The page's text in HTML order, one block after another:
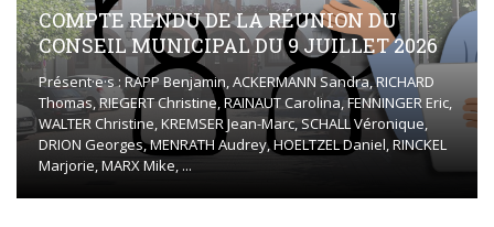
COMPTE RENDU DE LA RÉUNION DU
CONSEIL MUNICIPAL DU 9 JUILLET 2026
Présent·e·s : RAPP Benjamin, ACKERMANN Sandra, RICHARD
Thomas, RIEGERT Christine, RAINAUT Carolina, FENNINGER Eric,
WALTER Christine, KREMSER Jean-Marc, SCHALL Véronique,
DRION Georges, MENRATH Audrey, HOELTZEL Daniel, RINCKEL
Marjorie, MARX Mike, ...